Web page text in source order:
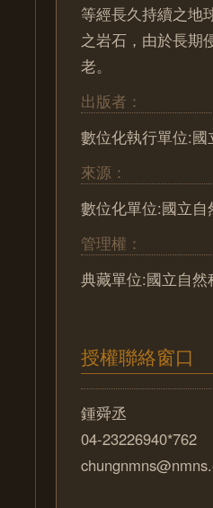
等經長久持續之地
之岩石，由於長期
老。
出版者：
數位化執行單位:
來源：
數位化單位:國立
管理權：
典藏單位:國立自然
授權聯絡窗口
鍾舜丞
04-23226940*762